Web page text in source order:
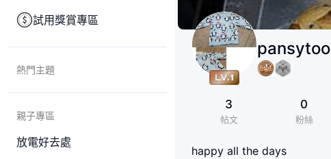
試用獎賞專區
熱門主題
親子專區
放電好去處
pansytoo
3
帖文
0
粉絲
happy all the days